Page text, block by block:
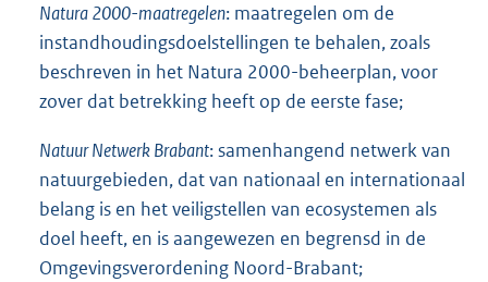
Natura 2000-maatregelen: maatregelen om de
instandhoudingsdoelstellingen te behalen, zoals
beschreven in het Natura 2000-beheerplan, voor
zover dat betrekking heeft op de eerste fase;
Natuur Netwerk Brabant: samenhangend netwerk van
natuurgebieden, dat van nationaal en internationaal
belang is en het veiligstellen van ecosystemen als
doel heeft, en is aangewezen en begrensd in de
Omgevingsverordening Noord-Brabant;